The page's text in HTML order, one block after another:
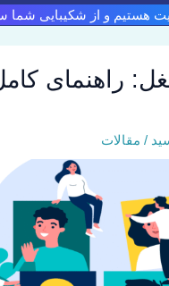
هستیم و از شکیبایی شما
/ مقالات